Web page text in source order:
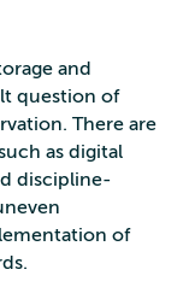
and
question of
There are
as digital
discipline-
of